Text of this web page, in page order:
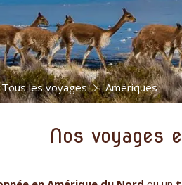
Tous les voyages Amériques
Nos voyages